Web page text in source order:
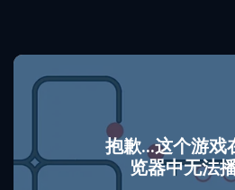
抱歉...这个游戏
览器中无法